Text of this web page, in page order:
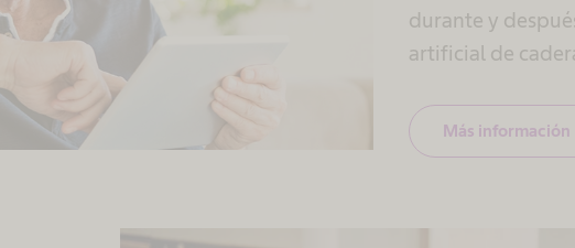
durante y
artificial de
Más información